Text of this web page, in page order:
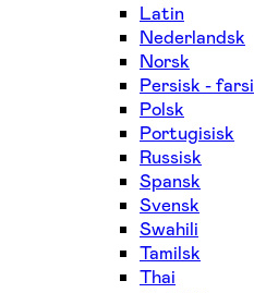
Latin
Nederlandsk
Norsk
Persisk - farsi
Polsk
Portugisisk
Russisk
Spansk
Svensk
Swahili
Tamilsk
Thai